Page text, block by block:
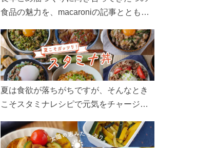
食品の魅力を、macaroniの記事とともに
ん、製造現場や品質へのこだわりまで。
こめ油をもっと好きになるコンテンツを
ぜひお楽しみください。
夏は食欲が落ちがちですが、そんなとき
こそスタミナレシピで元気をチャージ！
リ食べて、夏バテを吹き飛ばしましょ
う！